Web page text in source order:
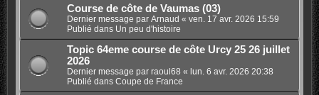
Course de côte de Vaumas (03)
Dernier message par Arnaud « ven. 17 avr. 2026 15:59
Publié dans Un peu d'histoire
Topic 64eme course de côte Urcy 25 26 juillet
2026
Dernier message par raoul68 « lun. 6 avr. 2026 20:38
Publié dans Coupe de France